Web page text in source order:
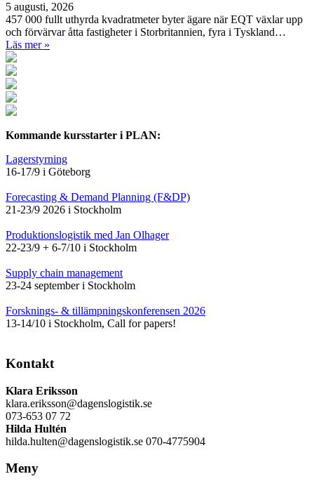
5 augusti, 2026
457 000 fullt uthyrda kvadratmeter byter ägare när EQT växlar upp
och förvärvar åtta fastigheter i Storbritannien, fyra i Tyskland…
Läs mer »
Kommande kursstarter i PLAN:
Lagerstyrning
16-17/9 i Göteborg
Forecasting & Demand Planning (F&DP)
21-23/9 2026 i Stockholm
Produktionslogistik med Jan Olhager
22-23/9 + 6-7/10 i Stockholm
Supply chain management
23-24 september i Stockholm
Forsknings- & tillämpningskonferensen 2026
13-14/10 i Stockholm, Call for papers!
Kontakt
Klara Eriksson
klara.eriksson@dagenslogistik.se
073-653 07 72
Hilda Hultén
hilda.hulten@dagenslogistik.se 070-4775904
Meny